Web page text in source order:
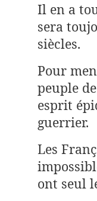
Il en a
sera
siècles.
Pour
peuple
esprit
guerrier.
Les
ont seul